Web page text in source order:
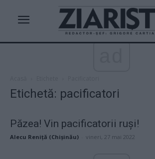
Etichetă: pacificatori
Păzea! Vin pacificatorii ruși!
Alecu Reniță (Chișinău) vineri, 27 mai 2022